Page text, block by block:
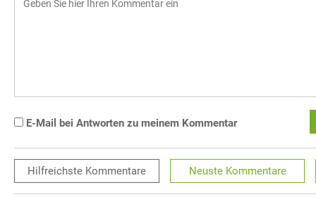
E-Mail bei Antworten zu meinem Kommentar
Hilfreichste Kommentare Neuste Kommentare